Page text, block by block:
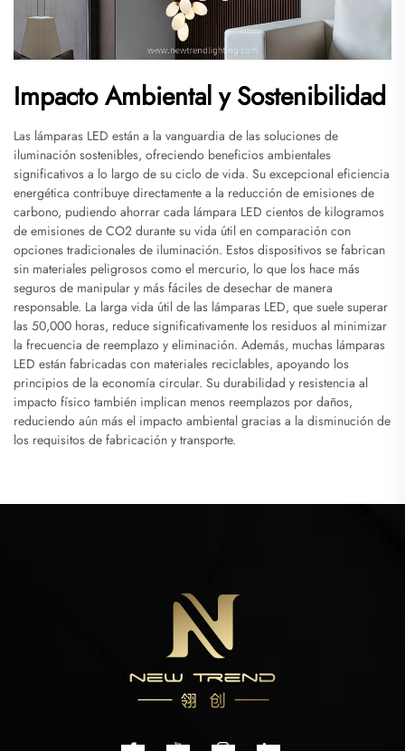
Impacto Ambiental y Sostenibilidad
Las lámparas LED están a la vanguardia de las soluciones de
iluminación sostenibles, ofreciendo beneficios ambientales
significativos a lo largo de su ciclo de vida. Su excepcional eficiencia
energética contribuye directamente a la reducción de emisiones de
carbono, pudiendo ahorrar cada lámpara LED cientos de kilogramos
de emisiones de CO2 durante su vida útil en comparación con
opciones tradicionales de iluminación. Estos dispositivos se fabrican
sin materiales peligrosos como el mercurio, lo que los hace más
seguros de manipular y más fáciles de desechar de manera
responsable. La larga vida útil de las lámparas LED, que suele superar
las 50,000 horas, reduce significativamente los residuos al minimizar
la frecuencia de reemplazo y eliminación. Además, muchas lámparas
LED están fabricadas con materiales reciclables, apoyando los
principios de la economía circular. Su durabilidad y resistencia al
impacto físico también implican menos reemplazos por daños,
reduciendo aún más el impacto ambiental gracias a la disminución de
los requisitos de fabricación y transporte.